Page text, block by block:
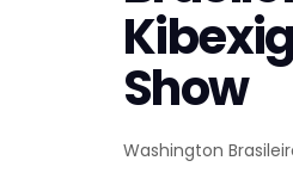
Show
Washington